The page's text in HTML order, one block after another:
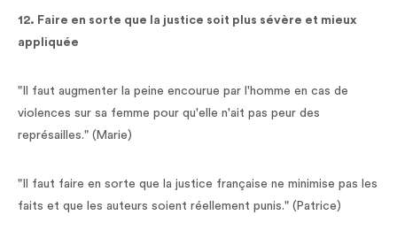
12. Faire en sorte que la justice soit plus sévère et mieux
appliquée
"Il faut augmenter la peine encourue par l'homme en cas de
violences sur sa femme pour qu'elle n'ait pas peur des
représailles." (Marie)
"Il faut faire en sorte que la justice française ne minimise pas les
faits et que les auteurs soient réellement punis." (Patrice)